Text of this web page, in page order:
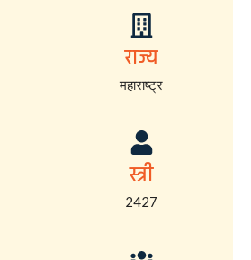
राज्य
महाराष्ट्र
स्त्री
2427